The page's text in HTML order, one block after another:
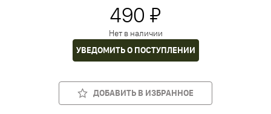
490 ₽
Нет в наличии
УВЕДОМИТЬ О ПОСТУПЛЕНИИ
ДОБАВИТЬ В ИЗБРАННОЕ